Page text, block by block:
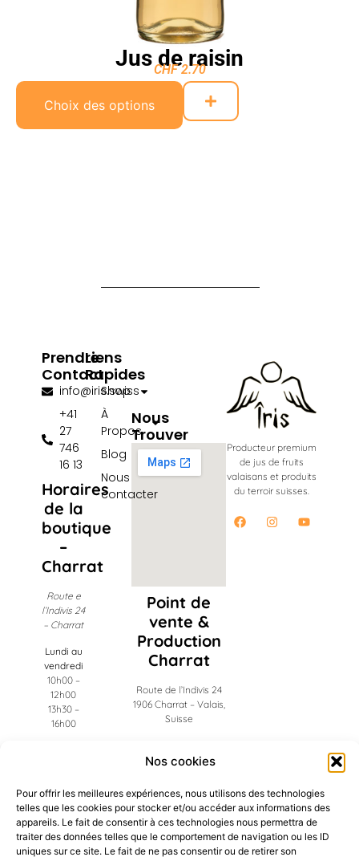
Nos cookies
Pour offrir les meilleures expériences, nous utilisons des technologies
telles que les cookies pour stocker et/ou accéder aux informations des
appareils. Le fait de consentir à ces technologies nous permettra de
traiter des données telles que le comportement de navigation ou les ID
uniques sur ce site. Le fait de ne pas consentir ou de retirer son
Jus de raisin
CHF2.70
Choix des options
Prendre
Contact
info@iris.swiss
+41
27
746
16 13
Horaires
de la
boutique
–
Charrat
Route e
l’Indivis 24
– Charrat
Lundi au
vendredi
10h00 –
12h00
13h30 –
16h00
Liens
Rapides
Shop
À
Propos
Blog
Nous
contacter
Nous
Trouver
Point de
vente &
Production
Charrat
Route de l’Indivis 24
1906 Charrat – Valais,
Suisse
Administration
Riddes
Ch. des Frigos 19
1908 Riddes – Valais,
Producteur premium
de jus de fruits
valaisans et produits
du terroir suisses.